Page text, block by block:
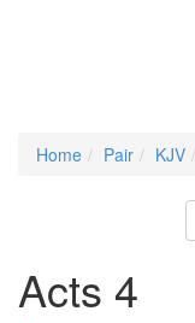
Home Pair KJV
Acts 4